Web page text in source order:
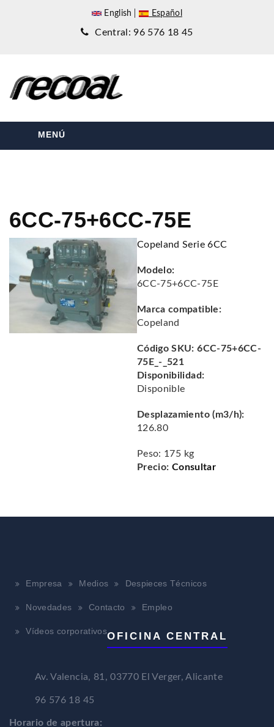
English Español
Central: 96 576 18 45
MENÚ
6CC-75+6CC-75E
Copeland Serie 6CC
Modelo:
6CC-75+6CC-75E
Marca compatible:
Copeland
Código SKU: 6CC-75+6CC-
75E_-_521
Disponibilidad:
Disponible
Desplazamiento (m3/h):
126.80
Peso: 175 kg
Precio: Consultar
Empresa Medios Despieces Técnicos
Novedades Contacto Empleo
Vídeos corporativosOFICINA CENTRAL
Av. Valencia, 81, 03770 El Verger, Alicante
96 576 18 45
Horario de apertura: